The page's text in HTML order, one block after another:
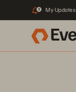
2 My Updates